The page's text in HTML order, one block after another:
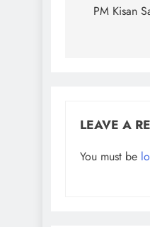
PM Kisan
LEAVE A
You must be